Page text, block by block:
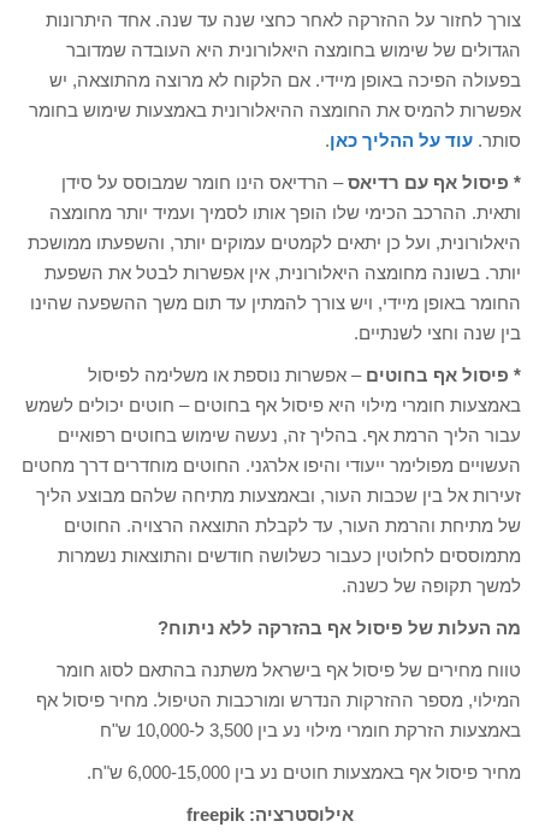
צורך לחזור על ההזרקה לאחר כחצי שנה עד שנה. אחד היתרונות
הגדולים של שימוש בחומצה היאלורונית היא העובדה שמדובר
בפעולה הפיכה באופן מיידי. אם הלקוח לא מרוצה מהתוצאה, יש
אפשרות להמיס את החומצה ההיאלורונית באמצעות שימוש בחומר
סותר. עוד על ההליך כאן.
* פיסול אף עם רדיאס– הרדיאס הינו חומר שמבוסס על סידן
ותאית. ההרכב הכימי שלו הופך אותו לסמיך ועמיד יותר מחומצה
היאלורונית, ועל כן יתאים לקמטים עמוקים יותר, והשפעתו ממושכת
יותר. בשונה מחומצה היאלורונית, אין אפשרות לבטל את השפעת
החומר באופן מיידי, ויש צורך להמתין עד תום משך ההשפעה שהינו
בין שנה וחצי לשנתיים.
* פיסול אף בחוטים – אפשרות נוספת או משלימה לפיסול
באמצעות חומרי מילוי היא פיסול אף בחוטים – חוטים יכולים לשמש
עבור הליך הרמת אף. בהליך זה, נעשה שימוש בחוטים רפואיים
העשויים מפולימר ייעודי והיפו אלרגני. החוטים מוחדרים דרך מחטים
זעירות אל בין שכבות העור, ובאמצעות מתיחה שלהם מבוצע הליך
של מתיחת והרמת העור, עד לקבלת התוצאה הרצויה. החוטים
מתמוססים לחלוטין כעבור כשלושה חודשים והתוצאות נשמרות
למשך תקופה של כשנה.
מה העלות של פיסול אף בהזרקה ללא ניתוח?
טווח מחירים של פיסול אף בישראל משתנה בהתאם לסוג חומר
המילוי, מספר ההזרקות הנדרש ומורכבות הטיפול. מחיר פיסול אף
באמצעות הזרקת חומרי מילוי נע בין 3,500 ל-10,000 ש"ח
מחיר פיסול אף באמצעות חוטים נע בין 6,000-15,000 ש"ח.
אילוסטרציה:freepik